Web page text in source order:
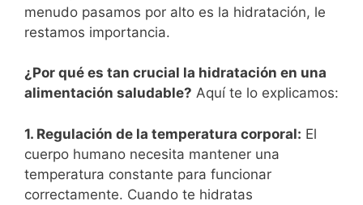
menudo pasamos por alto es la hidratación, le
restamos importancia.
¿Por qué es tan crucial la hidratación en una
alimentación saludable? Aquí te lo explicamos:
1. Regulación de la temperatura corporal: El
cuerpo humano necesita mantener una
temperatura constante para funcionar
correctamente. Cuando te hidratas